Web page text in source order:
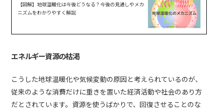
【図解】地球温暖化は今後どうなる？今後の見通しやメカ
ニズムをわかりやすく解説
エネルギー資源の枯渇
こうした地球温暖化や気候変動の原因と考えられているのが、
従来のような消費だけに重きを置いた経済活動や社会のあり方
だとされています。資源を使うばかりで、回復させることのな